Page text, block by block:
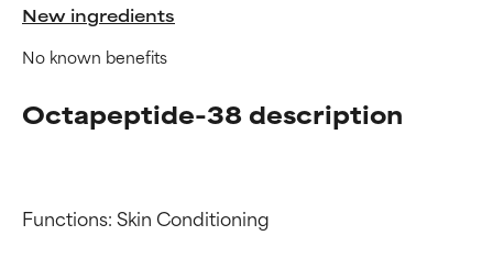
New ingredients
No known benefits
Octapeptide-38 description
Functions: Skin Conditioning